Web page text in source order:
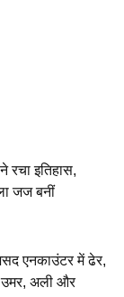
रचा इतिहास,
जज बनीं
एनकाउंटर में ढेर,
अली और